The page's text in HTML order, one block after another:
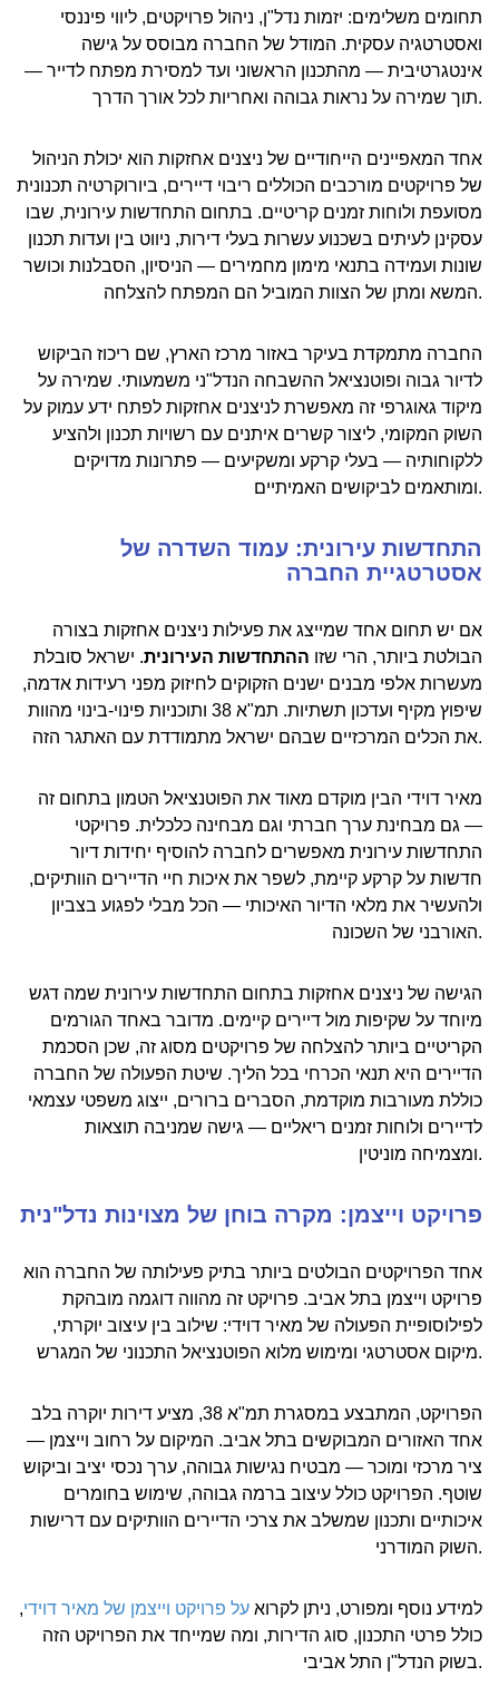
תחומים משלימים: יזמות נדל"ן, ניהול פרויקטים, ליווי פיננסי
ואסטרטגיה עסקית. המודל של החברה מבוסס על גישה
אינטגרטיבית — מהתכנון הראשוני ועד למסירת מפתח לדייר —
תוך שמירה על נראות גבוהה ואחריות לכל אורך הדרך.
אחד המאפיינים הייחודיים של ניצנים אחזקות הוא יכולת הניהול
של פרויקטים מורכבים הכוללים ריבוי דיירים, ביורוקרטיה תכנונית
מסועפת ולוחות זמנים קריטיים. בתחום התחדשות עירונית, שבו
עסקינן לעיתים בשכנוע עשרות בעלי דירות, ניווט בין ועדות תכנון
שונות ועמידה בתנאי מימון מחמירים — הניסיון, הסבלנות וכושר
המשא ומתן של הצוות המוביל הם המפתח להצלחה.
החברה מתמקדת בעיקר באזור מרכז הארץ, שם ריכוז הביקוש
לדיור גבוה ופוטנציאל ההשבחה הנדל"ני משמעותי. שמירה על
מיקוד גאוגרפי זה מאפשרת לניצנים אחזקות לפתח ידע עמוק על
השוק המקומי, ליצור קשרים איתנים עם רשויות תכנון ולהציע
ללקוחותיה — בעלי קרקע ומשקיעים — פתרונות מדויקים
ומותאמים לביקושים האמיתיים.
התחדשות עירונית: עמוד השדרה של
אסטרטגיית החברה
אם יש תחום אחד שמייצג את פעילות ניצנים אחזקות בצורה
הבולטת ביותר, הרי שזו ההתחדשות העירונית. ישראל סובלת
מעשרות אלפי מבנים ישנים הזקוקים לחיזוק מפני רעידות אדמה,
שיפוץ מקיף ועדכון תשתיות. תמ"א 38 ותוכניות פינוי-בינוי מהוות
את הכלים המרכזיים שבהם ישראל מתמודדת עם האתגר הזה.
מאיר דוידי הבין מוקדם מאוד את הפוטנציאל הטמון בתחום זה
— גם מבחינת ערך חברתי וגם מבחינה כלכלית. פרויקטי
התחדשות עירונית מאפשרים לחברה להוסיף יחידות דיור
חדשות על קרקע קיימת, לשפר את איכות חיי הדיירים הוותיקים,
ולהעשיר את מלאי הדיור האיכותי — הכל מבלי לפגוע בצביון
האורבני של השכונה.
הגישה של ניצנים אחזקות בתחום התחדשות עירונית שמה דגש
מיוחד על שקיפות מול דיירים קיימים. מדובר באחד הגורמים
הקריטיים ביותר להצלחה של פרויקטים מסוג זה, שכן הסכמת
הדיירים היא תנאי הכרחי בכל הליך. שיטת הפעולה של החברה
כוללת מעורבות מוקדמת, הסברים ברורים, ייצוג משפטי עצמאי
לדיירים ולוחות זמנים ריאליים — גישה שמניבה תוצאות
ומצמיחה מוניטין.
פרויקט וייצמן: מקרה בוחן של מצוינות נדל"נית
אחד הפרויקטים הבולטים ביותר בתיק פעילותה של החברה הוא
פרויקט וייצמן בתל אביב. פרויקט זה מהווה דוגמה מובהקת
לפילוסופיית הפעולה של מאיר דוידי: שילוב בין עיצוב יוקרתי,
מיקום אסטרטגי ומימוש מלוא הפוטנציאל התכנוני של המגרש.
הפרויקט, המתבצע במסגרת תמ"א 38, מציע דירות יוקרה בלב
אחד האזורים המבוקשים בתל אביב. המיקום על רחוב וייצמן —
ציר מרכזי ומוכר — מבטיח נגישות גבוהה, ערך נכסי יציב וביקוש
שוטף. הפרויקט כולל עיצוב ברמה גבוהה, שימוש בחומרים
איכותיים ותכנון שמשלב את צרכי הדיירים הוותיקים עם דרישות
השוק המודרני.
למידע נוסף ומפורט, ניתן לקרוא על פרויקט וייצמן של מאיר דוידי,
כולל פרטי התכנון, סוג הדירות, ומה שמייחד את הפרויקט הזה
בשוק הנדל"ן התל אביבי.